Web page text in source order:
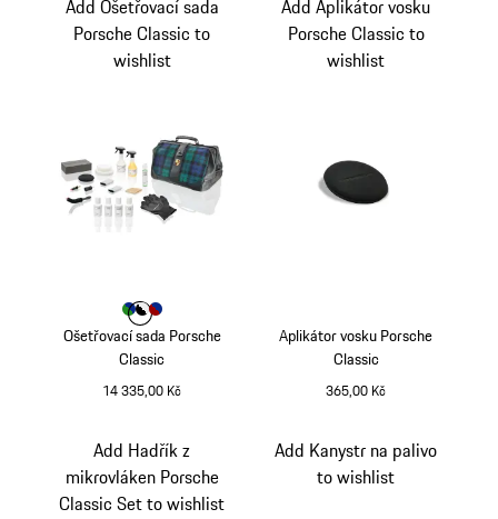
Ošetřovací sada Porsche
Classic
14 335,00 Kč
Add Ošetřovací sada
Porsche Classic to
wishlist
Barva
Barva
BarvaBarva
Aplikátor vosku Porsche
Classic
365,00 Kč
Add Aplikátor vosku
Porsche Classic to
wishlist
Add Hadřík z
mikrovláken Porsche
Classic Set to wishlist
Add Kanystr na palivo
to wishlist